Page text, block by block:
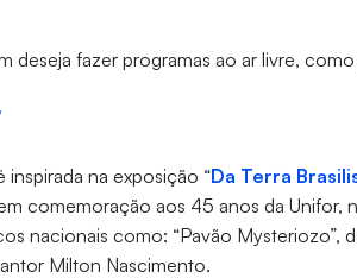
deseja fazer programas ao ar livre,
inspirada na exposição “Da Terra
comemoração aos 45 anos da Unifor,
nacionais como: “Pavão
Milton Nascimento.